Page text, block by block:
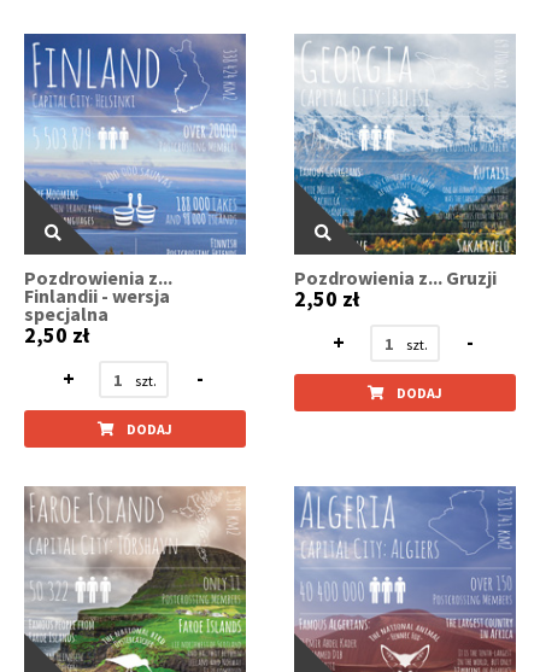
Pozdrowienia z...
Finlandii - wersja
specjalna
2,50 zł
+
-
DODAJ
Pozdrowienia z... Gruzji
2,50 zł
+
-
DODAJ